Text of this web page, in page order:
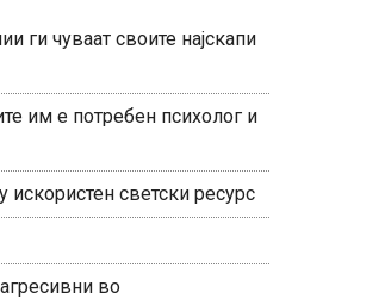
ги чуваат своите најскапи
им е потребен психолог и
искористен светски ресурс
во